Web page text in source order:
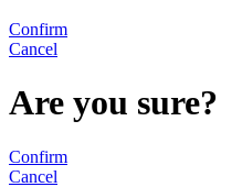
Confirm
Cancel
Are you sure?
Confirm
Cancel